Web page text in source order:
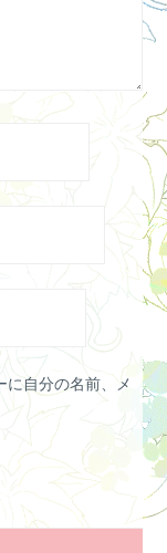
自分の名前、メ